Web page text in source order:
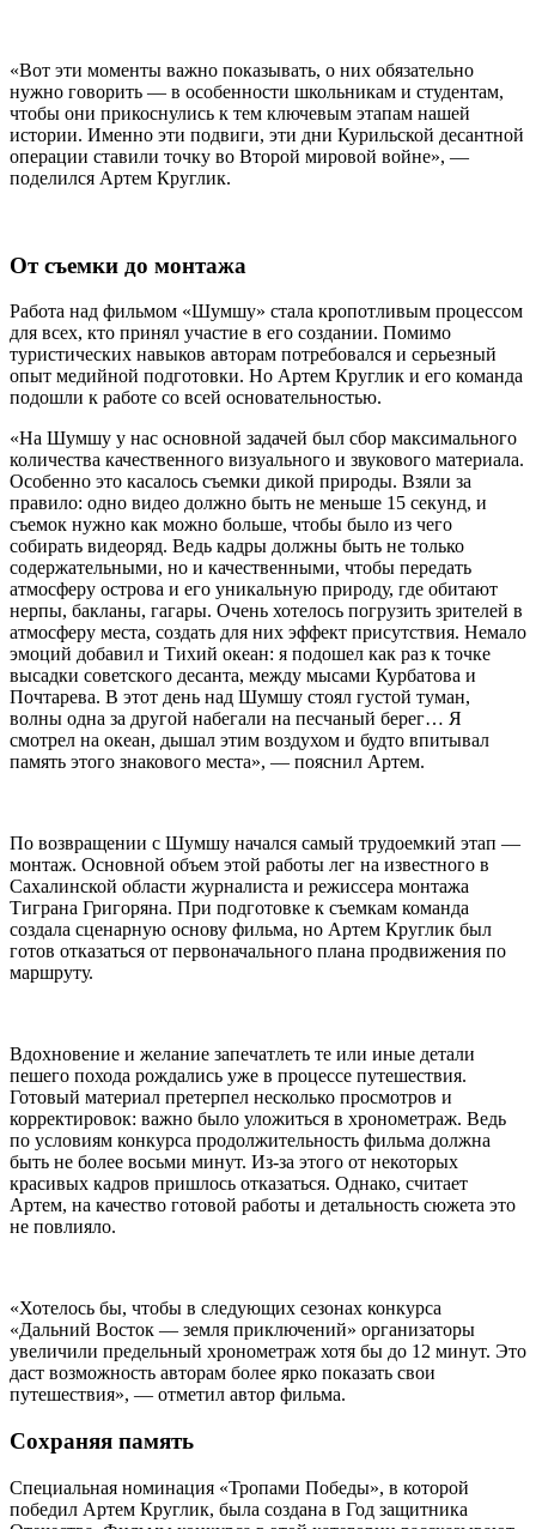
«Вот эти моменты важно показывать, о них обязательно
нужно говорить — в особенности школьникам и студентам,
чтобы они прикоснулись к тем ключевым этапам нашей
истории. Именно эти подвиги, эти дни Курильской десантной
операции ставили точку во Второй мировой войне», —
поделился Артем Круглик.
От съемки до монтажа
Работа над фильмом «Шумшу» стала кропотливым процессом
для всех, кто принял участие в его создании. Помимо
туристических навыков авторам потребовался и серьезный
опыт медийной подготовки. Но Артем Круглик и его команда
подошли к работе со всей основательностью.
«На Шумшу у нас основной задачей был сбор максимального
количества качественного визуального и звукового материала.
Особенно это касалось съемки дикой природы. Взяли за
правило: одно видео должно быть не меньше 15 секунд, и
съемок нужно как можно больше, чтобы было из чего
собирать видеоряд. Ведь кадры должны быть не только
содержательными, но и качественными, чтобы передать
атмосферу острова и его уникальную природу, где обитают
нерпы, бакланы, гагары. Очень хотелось погрузить зрителей в
атмосферу места, создать для них эффект присутствия. Немало
эмоций добавил и Тихий океан: я подошел как раз к точке
высадки советского десанта, между мысами Курбатова и
Почтарева. В этот день над Шумшу стоял густой туман,
волны одна за другой набегали на песчаный берег… Я
смотрел на океан, дышал этим воздухом и будто впитывал
память этого знакового места», — пояснил Артем.
По возвращении с Шумшу начался самый трудоемкий этап —
монтаж. Основной объем этой работы лег на известного в
Сахалинской области журналиста и режиссера монтажа
Тиграна Григоряна. При подготовке к съемкам команда
создала сценарную основу фильма, но Артем Круглик был
готов отказаться от первоначального плана продвижения по
маршруту.
Вдохновение и желание запечатлеть те или иные детали
пешего похода рождались уже в процессе путешествия.
Готовый материал претерпел несколько просмотров и
корректировок: важно было уложиться в хронометраж. Ведь
по условиям конкурса продолжительность фильма должна
быть не более восьми минут. Из-за этого от некоторых
красивых кадров пришлось отказаться. Однако, считает
Артем, на качество готовой работы и детальность сюжета это
не повлияло.
«Хотелось бы, чтобы в следующих сезонах конкурса
«Дальний Восток — земля приключений» организаторы
увеличили предельный хронометраж хотя бы до 12 минут. Это
даст возможность авторам более ярко показать свои
путешествия», — отметил автор фильма.
Сохраняя память
Специальная номинация «Тропами Победы», в которой
победил Артем Круглик, была создана в Год защитника